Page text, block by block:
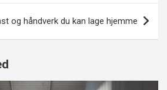
og håndverk du kan lage hjemme